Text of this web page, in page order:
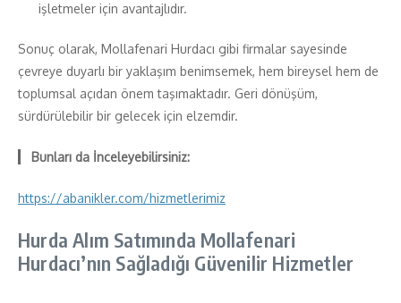
işletmeler için avantajlıdır.
Sonuç olarak, Mollafenari Hurdacı gibi firmalar sayesinde
çevreye duyarlı bir yaklaşım benimsemek, hem bireysel hem de
toplumsal açıdan önem taşımaktadır. Geri dönüşüm,
sürdürülebilir bir gelecek için elzemdir.
Bunları da İnceleyebilirsiniz:
https://abanikler.com/hizmetlerimiz
Hurda Alım Satımında Mollafenari
Hurdacı’nın Sağladığı Güvenilir Hizmetler